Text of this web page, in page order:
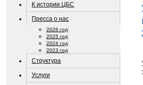
К истории ЦБС
Пресса о нас
2026 год
2025 год
2024 год
2023 год
Структура
Услуги